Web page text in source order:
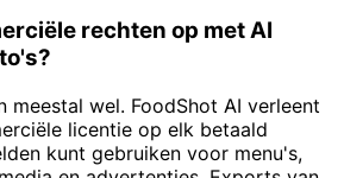
rechten op met AI
meestal wel. FoodShot AI verleent
licentie op elk betaald
kunt gebruiken voor menu's,